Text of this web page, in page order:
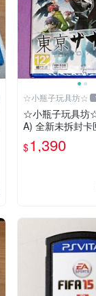
☆小瓶子玩具坊☆
☆小瓶子玩具坊
A) 全新未拆封卡
都《東京幻都
u》中文版
$1,390